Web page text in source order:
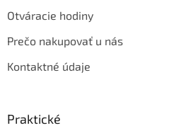
Otváracie hodiny
Prečo nakupovať u nás
Kontaktné údaje
Praktické